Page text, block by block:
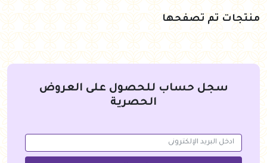
منتجات تم تصفحها
سجل حساب للحصول على العروض
الحصرية